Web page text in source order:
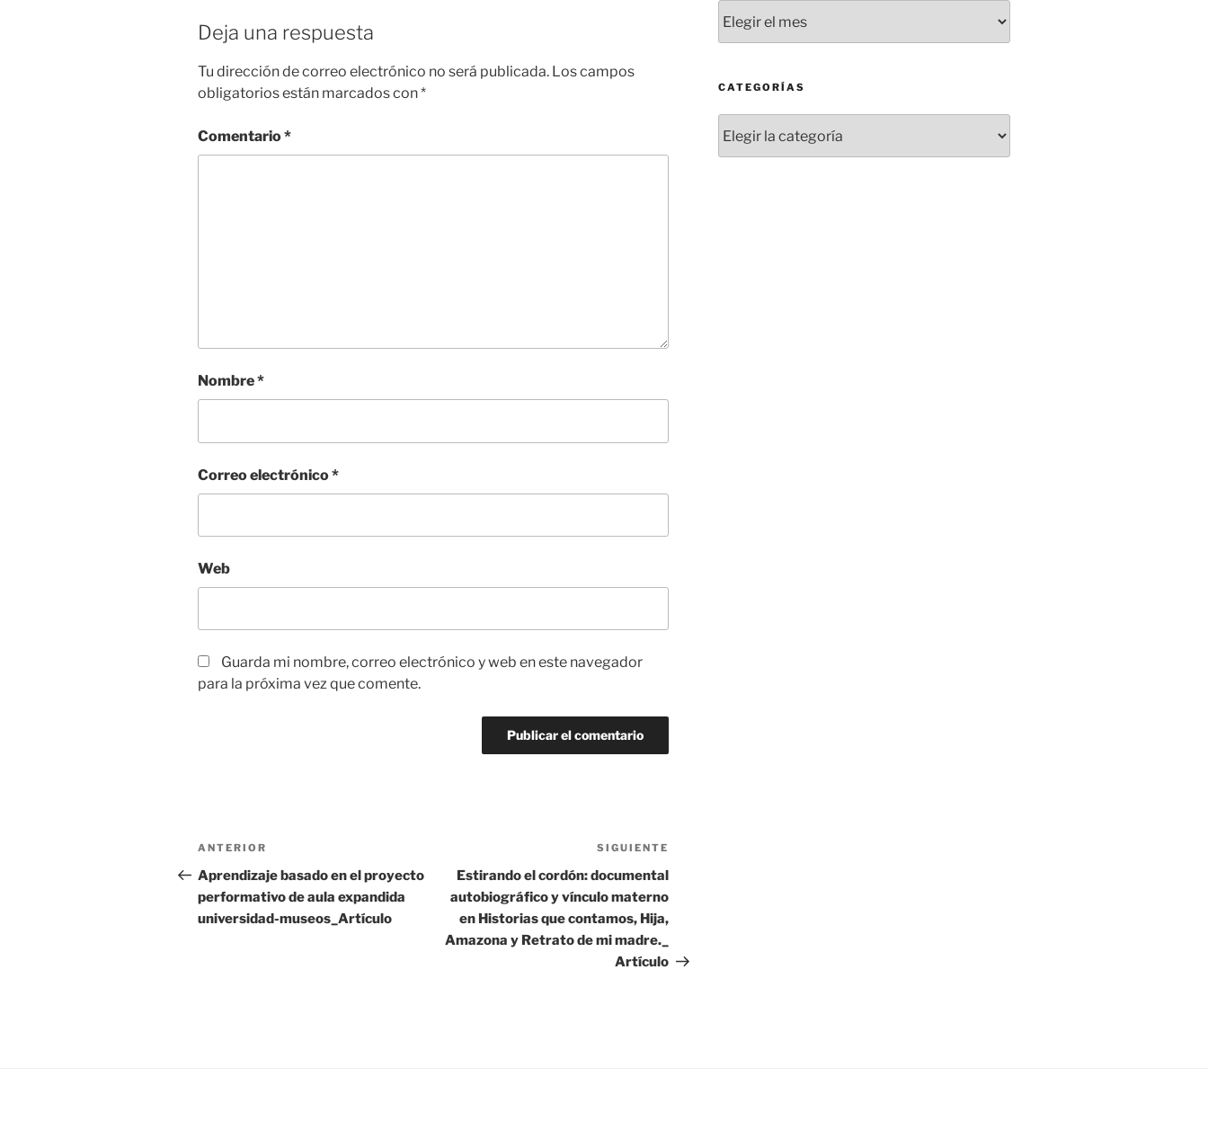
Deja una respuesta
Tu dirección de correo electrónico no será publicada. Los campos
obligatorios están marcados con*
Comentario*
Nombre*
Correo electrónico*
Web
Guarda mi nombre, correo electrónico y web en este navegador
para la próxima vez que comente.
Navegación
de
entradas
Entrada
anterior:
ANTERIOR
Aprendizaje basado en el proyecto
performativo de aula expandida
universidad-museos_Artículo
entrada
SIGUIENTE
Estirando el cordón: documental
autobiográfico y vínculo materno
en Historias que contamos, Hija,
Amazona y Retrato de mi madre._
Artículo
CATEGORÍAS